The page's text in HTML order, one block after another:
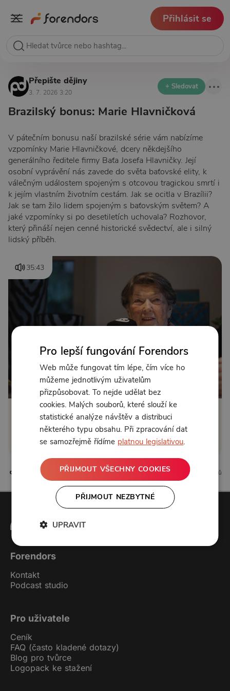
Přihlásit se
Přepište dějiny
3. 7. 2026 3:20
+ Sledovat
Brazilský bonus: Marie Hlavničková
V pátečním bonusu naší brazilské série vám nabízíme
vzpomínky Marie Hlavničkové, dcery někdejšího
generálního ředitele firmy Baťa Josefa Hlavničky. Její
osobní vyprávění nás zavede do světa baťovské elity, k
válečným událostem spojeným s otcovou tragickou smrtí i
k jejím vlastním životním cestám. Jak se ocitla v Brazílii?
Jak se tam žilo lidem spojeným s baťovským světem? A
jaké vzpomínky si po desetiletích uchovala? Rozhovor,
který přináší nejen cenné historické svědectví, ale i silný
lidský příběh.
35:43
Od 129 Kč měsíčně nebo 99 Kč jednorázově
Zřídit předplatné
Koupit příspěvek
1 komentářů
Forendors
Kontakt
Podcast studio
Pro uživatele
Ceník
FAQ (často kladené dotazy)
Blog pro tvůrce
Logopack ke stažení
Pro lepší fungování Forendors
Web může fungovat tím lépe, čím více ho
můžeme jednotlivým uživatelům
přizpůsobovat. To nejde udělat bez
cookies. Malých souborů, které slouží ke
statistické analýze návštěv a distribuci
některého typu obsahu. Při zpracování dat
se samozřejmě řídíme platnou legislativou.
PŘIJMOUT VŠECHNY COOKIES
PŘIJMOUT NEZBYTNÉ
UPRAVIT